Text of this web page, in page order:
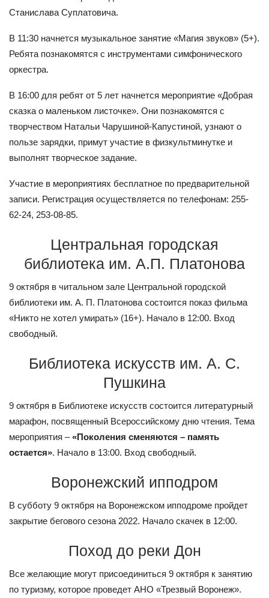
Станислава Суплатовича.
В 11:30 начнется музыкальное занятие «Магия звуков» (5+).
Ребята познакомятся с инструментами симфонического
оркестра.
В 16:00 для ребят от 5 лет начнется мероприятие «Добрая
сказка о маленьком листочке». Они познакомятся с
творчеством Натальи Чарушиной-Капустиной, узнают о
пользе зарядки, примут участие в физкультминутке и
выполнят творческое задание.
Участие в мероприятиях бесплатное по предварительной
записи. Регистрация осуществляется по телефонам: 255-
62-24, 253-08-85.
Центральная городская
библиотека им. А.П. Платонова
9 октября в читальном зале Центральной городской
библиотеки им. А. П. Платонова состоится показ фильма
«Никто не хотел умирать» (16+). Начало в 12:00. Вход
свободный.
Библиотека искусств им. А. С.
Пушкина
9 октября в Библиотеке искусств состоится литературный
марафон, посвященный Всероссийскому дню чтения. Тема
мероприятия –«Поколения сменяются – память
остается». Начало в 13:00. Вход свободный.
Воронежский ипподром
В субботу 9 октября на Воронежском ипподроме пройдет
закрытие бегового сезона 2022. Начало скачек в 12:00.
Поход до реки Дон
Все желающие могут присоединиться 9 октября к занятию
по туризму, которое проведет АНО «Трезвый Воронеж».